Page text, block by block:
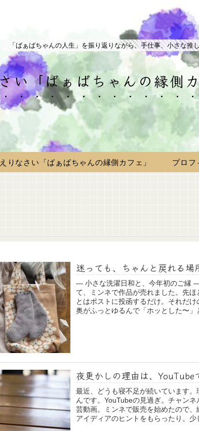
「ばぁばちゃんの人生」を振り返りながら、手仕事、小さな
い「ばぁばちゃんの縁側
りなさい「ばぁばちゃんの縁側カフェ」 プロフ
迷っても、ちゃんと戻れる場
― 小さな洗濯日和と、今年初のご縁
て、ミンネで作品が売れました。先
とはポストに投函するだけ。それだ
奥がふっとゆるんで「ホッとした〜」
夜更かしの理由は、YouTube
最近、どうも寝不足が続いています。
んです。YouTubeの見過ぎ。チャン
芸動画。ミンネで販売を始めたので、
アイディアのヒントをもらったり。少